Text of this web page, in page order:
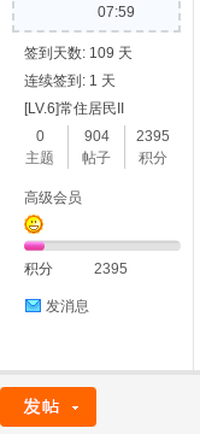
07:59
签到天数: 109 天
连续签到: 1 天
[LV.6]常住居民II
0
主题
904
帖子
2395
积分
高级会员
积分 2395
发消息